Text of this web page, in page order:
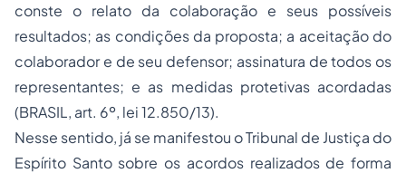
conste o relato da colaboração e seus possíveis
resultados; as condições da proposta; a aceitação do
colaborador e de seu defensor; assinatura de todos os
representantes; e as medidas protetivas acordadas
(BRASIL, art. 6º, lei 12.850/13).
Nesse sentido, já se manifestou o Tribunal de Justiça do
Espírito Santo sobre os acordos realizados de forma